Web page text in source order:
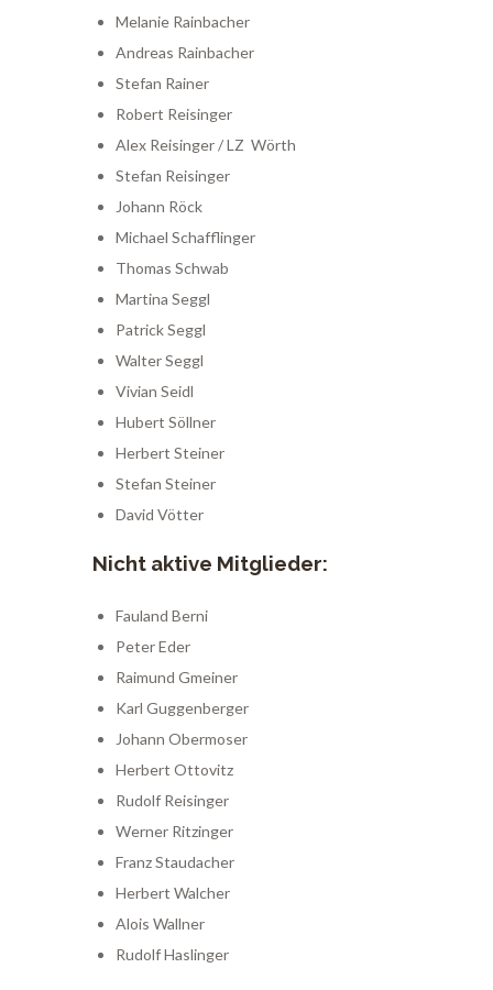
Melanie Rainbacher
Andreas Rainbacher
Stefan Rainer
Robert Reisinger
Alex Reisinger / LZ Wörth
Stefan Reisinger
Johann Röck
Michael Schafflinger
Thomas Schwab
Martina Seggl
Patrick Seggl
Walter Seggl
Vivian Seidl
Hubert Söllner
Herbert Steiner
Stefan Steiner
David Vötter
Nicht aktive Mitglieder:
Fauland Berni
Peter Eder
Raimund Gmeiner
Karl Guggenberger
Johann Obermoser
Herbert Ottovitz
Rudolf Reisinger
Werner Ritzinger
Franz Staudacher
Herbert Walcher
Alois Wallner
Rudolf Haslinger